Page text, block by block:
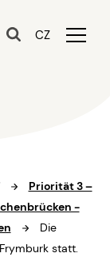
CZ
Priorität 3 –
-
Die
statt.